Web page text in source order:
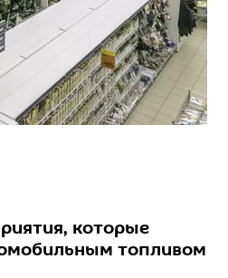
которые
топливом